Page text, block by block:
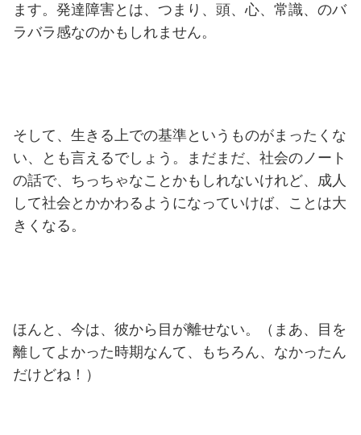
ます。発達障害とは、つまり、頭、心、常識、のバ
ラバラ感なのかもしれません。
そして、生きる上での基準というものがまったくな
い、とも言えるでしょう。まだまだ、社会のノート
の話で、ちっちゃなことかもしれないけれど、成人
して社会とかかわるようになっていけば、ことは大
きくなる。
ほんと、今は、彼から目が離せない。（まあ、目を
離してよかった時期なんて、もちろん、なかったん
だけどね！）